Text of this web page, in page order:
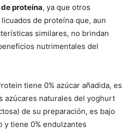
proteína, ya que otros
de proteína que, aun
similares, no brindan
nutrimentales del
tiene 0% azúcar añadida, es
azúcares naturales del yoghurt
de su preparación, es bajo
y tiene 0% endulzantes